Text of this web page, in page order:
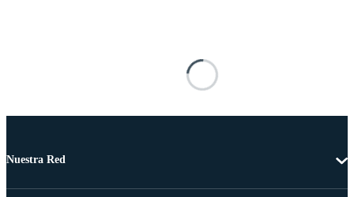
Nuestra Red